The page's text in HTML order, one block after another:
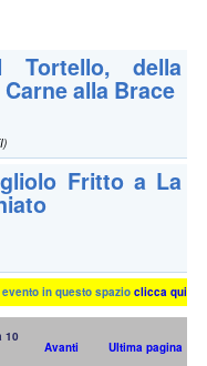
della
alla Brace
Fritto a La
in questo spazioclicca qui
10
Avanti Ultima pagina